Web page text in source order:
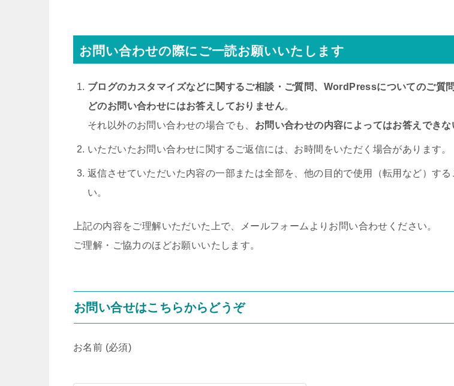
お問い合わせの際にご一読お願いいたします
ブログのカスタマイズなどに関するご相談・ご質問、WordPressについてのご質
どのお問い合わせにはお答えしておりません。
それ以外のお問い合わせの場合でも、 お問い合わせの内容によってはお答えできな
いただいたお問い合わせに関するご返信には、お時間をいただく場合があります。
返信させていただいた内容の一部または全部を、他の目的で使用（転用など）する
い。
上記の内容をご理解いただいた上で、メールフォームよりお問い合わせください。
ご理解・ご協力のほどお願いいたします。
お問い合せはこちらからどうぞ
お名前 (必須)